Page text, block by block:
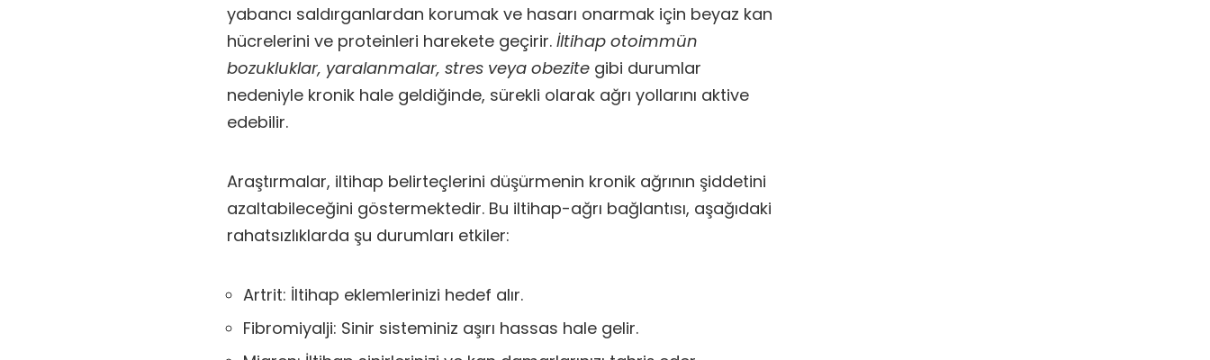
yabancı saldırganlardan korumak ve hasarı onarmak için beyaz kan
hücrelerini ve proteinleri harekete geçirir. İltihap otoimmün
bozukluklar, yaralanmalar, stres veya obezite gibi durumlar
nedeniyle kronik hale geldiğinde, sürekli olarak ağrı yollarını aktive
edebilir.
Araştırmalar, iltihap belirteçlerini düşürmenin kronik ağrının şiddetini
azaltabileceğini göstermektedir. Bu iltihap-ağrı bağlantısı, aşağıdaki
rahatsızlıklarda şu durumları etkiler:
Artrit: İltihap eklemlerinizi hedef alır.
Fibromiyalji: Sinir sisteminiz aşırı hassas hale gelir.